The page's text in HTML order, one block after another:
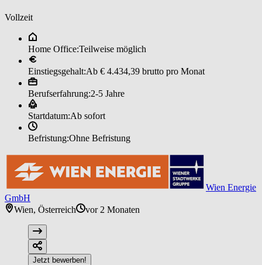
Vollzeit
Home Office:Teilweise möglich
Einstiegsgehalt:Ab € 4.434,39 brutto pro Monat
Berufserfahrung:2-5 Jahre
Startdatum:Ab sofort
Befristung:Ohne Befristung
Wien Energie
GmbH
Wien, Österreich
vor 2 Monaten
Jetzt bewerben!